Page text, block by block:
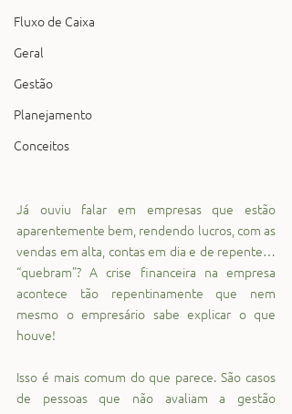
Fluxo de Caixa
Geral
Gestão
Planejamento
Conceitos
Já ouviu falar em empresas que estão
aparentemente bem, rendendo lucros, com as
vendas em alta, contas em dia e de repente…
“quebram”? A crise financeira na empresa
acontece tão repentinamente que nem
mesmo o empresário sabe explicar o que
houve!
Isso é mais comum do que parece. São casos
de pessoas que não avaliam a gestão